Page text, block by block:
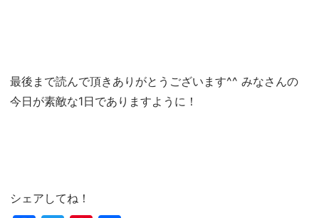
最後まで読んで頂きありがとうございます^^ みなさんの
今日が素敵な1日でありますように！
シェアしてね！